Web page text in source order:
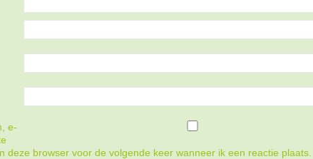
e-
deze browser voor de volgende keer wanneer ik een reactie plaats.